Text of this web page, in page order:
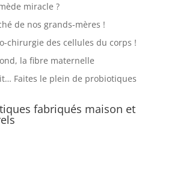
miracle ?
de nos grands-mères !
chirurgie des cellules du corps !
la fibre maternelle
Faites le plein de probiotiques
fabriqués maison et